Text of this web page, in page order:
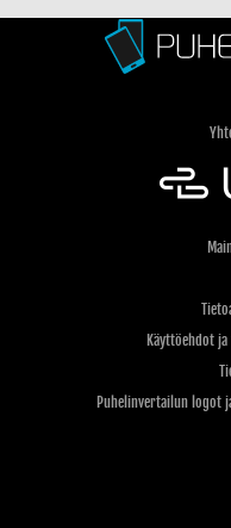
Käyttöehdot
Puhelinvertailun logot